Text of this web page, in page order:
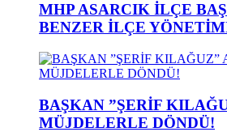
MHP ASARCIK İLÇE
BENZER İLÇE
BAŞKAN ”ŞERİF
MÜJDELERLE DÖNDÜ!